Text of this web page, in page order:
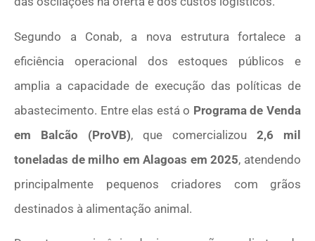
Segundo a Conab, a nova estrutura fortalece a
eficiência operacional dos estoques públicos e
amplia a capacidade de execução das políticas de
abastecimento. Entre elas está o Programa de Venda
em Balcão (ProVB), que comercializou 2,6 mil
toneladas de milho em Alagoas em 2025, atendendo
principalmente pequenos criadores com grãos
destinados à alimentação animal.